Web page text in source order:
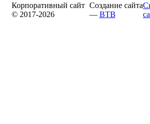
Корпоративный сайт
© 2017-2026
Создание сайта
— BTB